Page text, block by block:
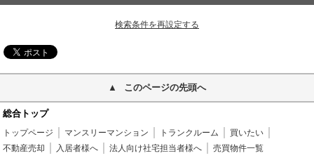
検索条件を再設定する
このページの先頭へ
総合トップ
トップページ マンスリーマンション トランクルーム
買いたい
不動産売却
入居者様へ 法人向け社宅担当者様へ 売買物件一覧